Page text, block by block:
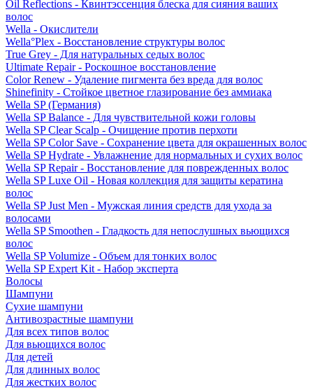
Oil Reflections - Квинтэссенция блеска для сияния ваших
волос
Wella - Окислители
Wella°Plex - Восстановление структуры волос
True Grey - Для натуральных седых волос
Ultimate Repair - Роскошное восстановление
Color Renew - Удаление пигмента без вреда для волос
Shinefinity - Стойкое цветное глазирование без аммиака
Wella SP (Германия)
Wella SP Balance - Для чувствительной кожи головы
Wella SP Clear Scalp - Очищение против перхоти
Wella SP Color Save - Сохранение цвета для окрашенных волос
Wella SP Hydrate - Увлажнение для нормальных и сухих волос
Wella SP Repair - Восстановление для поврежденных волос
Wella SP Luxe Oil - Новая коллекция для защиты кератина
волос
Wella SP Just Men - Мужская линия средств для ухода за
волосами
Wella SP Smoothen - Гладкость для непослушных вьющихся
волос
Wella SP Volumize - Объем для тонких волос
Wella SP Expert Kit - Набор эксперта
Волосы
Шампуни
Сухие шампуни
Антивозрастные шампуни
Для всех типов волос
Для вьющихся волос
Для детей
Для длинных волос
Для жестких волос